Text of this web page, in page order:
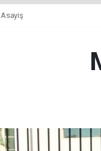
Asayiş